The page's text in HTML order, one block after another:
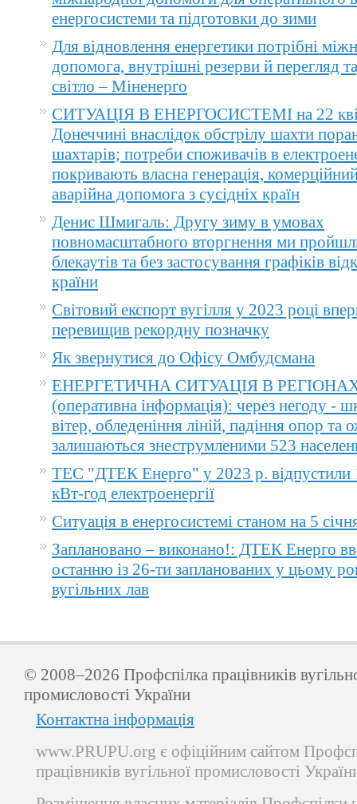
енергосистеми та підготовки до зими
Для відновлення енергетики потрібні
допомога, внутрішні резерви й перегляд
світло – Міненерго
СИТУАЦІЯ В ЕНЕРГОСИСТЕМІ на 22
Донеччині внаслідок обстрілу шахти
шахтарів; потреби споживачів в
покривають власна генерація,
аварійна допомога з сусідніх країн
Денис Шмигаль: Другу зиму в умовах
повномасштабного вторгнення ми
блекаутів та без застосування графіків
країни
Світовий експорт вугілля у 2023 році
перевищив рекордну позначку
Як звернутися до Офісу Омбудсмана
ЕНЕРГЕТИЧНА СИТУАЦІЯ В
(оперативна інформація): через негоду -
вітер, обледеніння ліній, падіння опор та
залишаються знеструмленими 523
ТЕС "ДТЕК Енерго" у 2023 р. відпустили
кВт-год електроенергії
Ситуація в енергосистемі станом на 5
Заплановано – виконано!: ДТЕК Енерго
останню із 26-ти запланованих у цьому
вугільних лав
© 2008–2026 Профспілка працівників
промисловості України
Контактна інформація
www.PRUPU.org є офіційним сайтом
працівників вугільної промисловості